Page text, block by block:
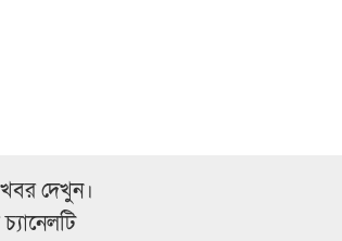
দেখুন।